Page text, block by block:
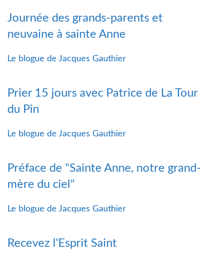
Journée des grands-parents et
neuvaine à sainte Anne
Le blogue de Jacques Gauthier
Prier 15 jours avec Patrice de La Tour
du Pin
Le blogue de Jacques Gauthier
Préface de "Sainte Anne, notre grand-
mère du ciel"
Le blogue de Jacques Gauthier
Recevez l'Esprit Saint